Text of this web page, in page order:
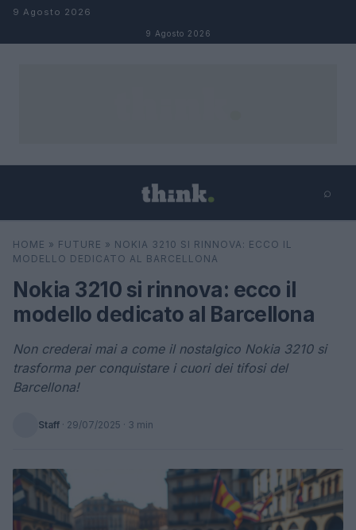
Salta al contenuto
9 Agosto 2026
9 Agosto 2026
⌕
Cerca
HOME » FUTURE » NOKIA 3210 SI RINNOVA: ECCO IL
MODELLO DEDICATO AL BARCELLONA
Nokia 3210 si rinnova: ecco il
modello dedicato al Barcellona
Non crederai mai a come il nostalgico Nokia 3210 si
trasforma per conquistare i cuori dei tifosi del
Barcellona!
Staff · 29/07/2025 · 3 min